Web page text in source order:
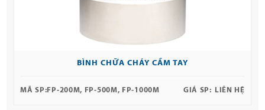
BÌNH CHỮA CHÁY CẦM TAY
MÃ SP: FP-200M, FP-500M, FP-1000M GIÁ SP: LIÊN HỆ